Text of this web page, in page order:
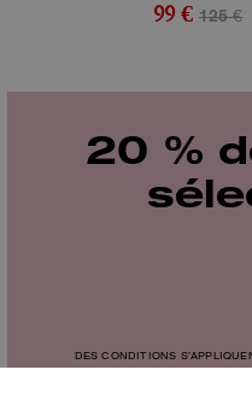
99 € 125 €
20 %
DES CONDITIONS